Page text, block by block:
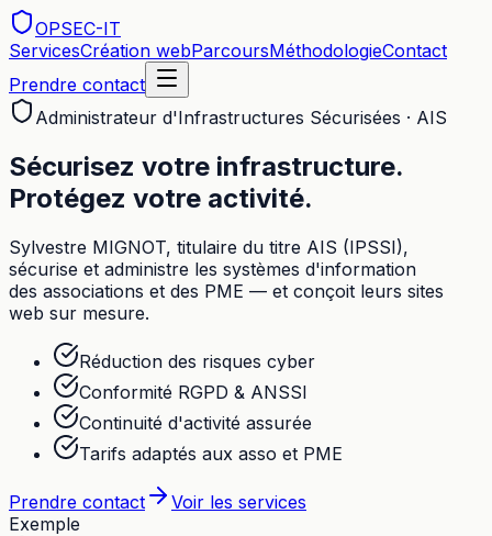
OPSEC-IT
ServicesCréation webParcoursMéthodologieContact
Prendre contact
Administrateur d'Infrastructures Sécurisées · AIS
Sécurisez votre infrastructure.
Protégez votre activité.
Sylvestre MIGNOT, titulaire du titre AIS (IPSSI),
sécurise et administre les systèmes d'information
des associations et des PME — et conçoit leurs sites
web sur mesure.
Réduction des risques cyber
Conformité RGPD & ANSSI
Continuité d'activité assurée
Tarifs adaptés aux asso et PME
Prendre contact
Voir les services
Exemple